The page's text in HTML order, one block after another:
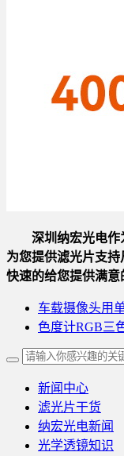
深圳纳宏光电
为您提供滤光片支
快速的给您提供满意
车载摄像头用
色度计RGB三
新闻中心
滤光片干货
纳宏光电新闻
光学透镜知识